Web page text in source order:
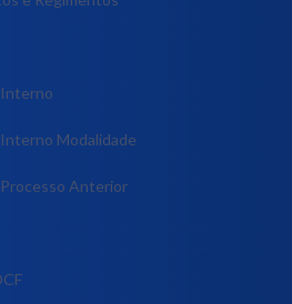
Modalidade
Anterior